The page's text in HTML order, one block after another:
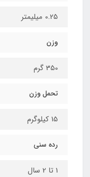
0.25 میلیمتر
وزن
350 گرم
تحمل وزن
15 کیلوگرم
رده سنی
1 تا 2 سال